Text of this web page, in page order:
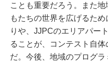
ことも重要だろう。また
もたちの世界を広げるた
りや、JJPCのエリアパー
ることが、コンテスト自
だ。今後、地域のプログ